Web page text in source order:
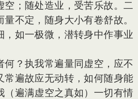
空；随处造业，受苦乐故。二
不定，随身大小有卷舒故。
，如一极微，潜转身中作事业
何？执我常遍量同虚空，应不
常遍故应无动转，如何随身能
（遍满虚空之真如）一切有情